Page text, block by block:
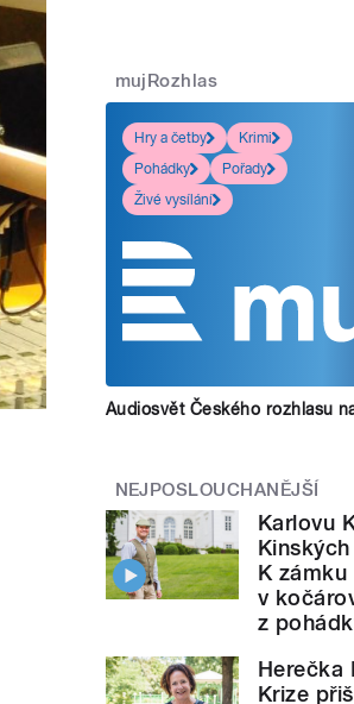
mujRozhlas
Hry a četby
Krimi
Pohádky
Pořady
Živé vysílání
Audiosvět Českého rozhlasu
NEJPOSLOUCHANĚJŠÍ
Karlovu
K
v
z
Herečka
Krize